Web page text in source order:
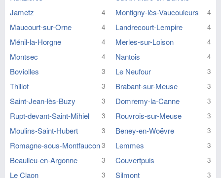
Jametz 4 Montigny-lès-Vaucouleurs 4
Maucourt-sur-Orne 4 Landrecourt-Lempire 4
Ménil-la-Horgne 4 Merles-sur-Loison 4
Montsec 4 Nantois 4
Boviolles 3 Le Neufour 3
Thillot 3 Brabant-sur-Meuse 3
Saint-Jean-lès-Buzy 3 Domremy-la-Canne 3
Rupt-devant-Saint-Mihiel 3 Rouvrois-sur-Meuse 3
Moulins-Saint-Hubert 3 Beney-en-Woëvre 3
Romagne-sous-Montfaucon3 Lemmes 3
Beaulieu-en-Argonne 3 Couvertpuis 3
Le Claon 3 Silmont 3